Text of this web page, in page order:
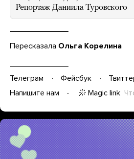
Репортаж Даниила Туровского
Пересказала Ольга Корелина
Телеграм Фейсбук
Напишите нам
Magic link